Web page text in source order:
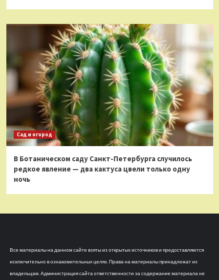
Сад и огород
В Ботаническом саду Санкт-Петербурга случилось
редкое явление — два кактуса цвели только одну
ночь
Все материалы на данном сайте взяты из открытых источников и предоставляются
исключительно в ознакомительных целях. Права на материалы принадлежат их
владельцам. Администрация сайта ответственности за содержание материала не